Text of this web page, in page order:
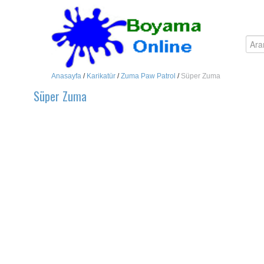
Anasayfa / Karikatür /Zuma Paw Patrol / Süper Zuma
Süper Zuma